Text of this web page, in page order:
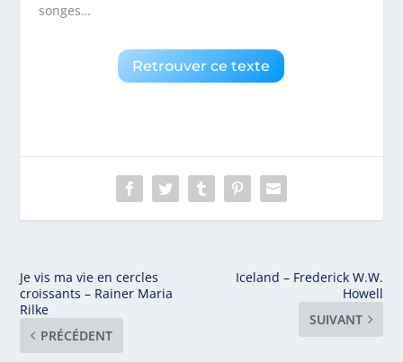
songes…
Retrouver ce texte
Je vis ma vie en cercles
croissants – Rainer Maria
Rilke
PRÉCÉDENT
Iceland – Frederick W.W.
Howell
SUIVANT